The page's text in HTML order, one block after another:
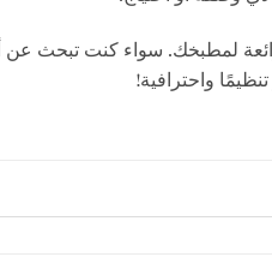
لمطبخك. سواء كنت تبحث
واحترافية!